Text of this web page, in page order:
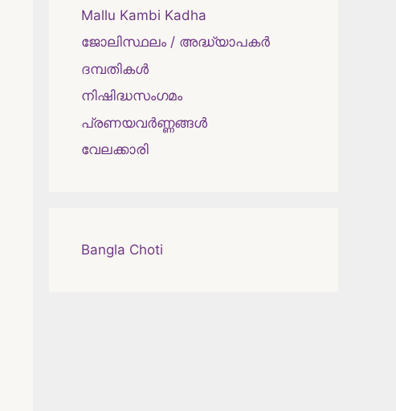
Mallu Kambi Kadha
ജോലിസ്ഥലം / അദ്ധ്യാപകർ
ദമ്പതികള്‍
നിഷിദ്ധസംഗമം
പ്രണയവർണ്ണങ്ങൾ
വേലക്കാരി
Bangla Choti